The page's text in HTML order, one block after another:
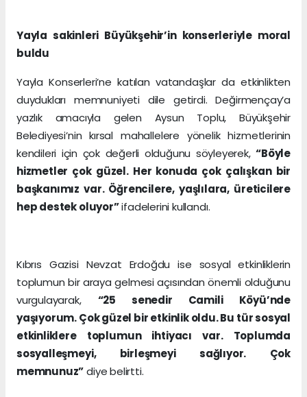
Yayla sakinleri Büyükşehir’in konserleriyle moral
buldu
Yayla Konserleri’ne katılan vatandaşlar da etkinlikten
duydukları memnuniyeti dile getirdi. Değirmençay’a
yazlık amacıyla gelen Aysun Toplu, Büyükşehir
Belediyesi’nin kırsal mahallelere yönelik hizmetlerinin
kendileri için çok değerli olduğunu söyleyerek,“Böyle
hizmetler çok güzel. Her konuda çok çalışkan bir
başkanımız var. Öğrencilere, yaşlılara, üreticilere
hep destek oluyor”ifadelerini kullandı.
Kıbrıs Gazisi Nevzat Erdoğdu ise sosyal etkinliklerin
toplumun bir araya gelmesi açısından önemli olduğunu
vurgulayarak, “25 senedir Camili Köyü’nde
yaşıyorum. Çok güzel bir etkinlik oldu. Bu tür sosyal
etkinliklere toplumun ihtiyacı var. Toplumda
sosyalleşmeyi, birleşmeyi sağlıyor. Çok
memnunuz”diye belirtti.